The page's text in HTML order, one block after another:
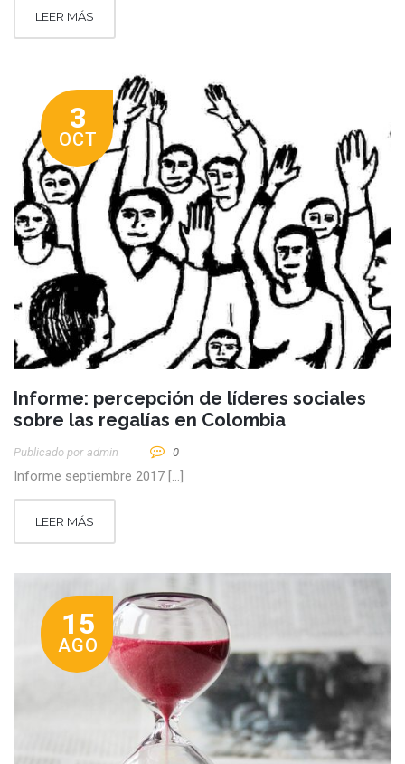
LEER MÁS
3
OCT
Informe: percepción de líderes sociales
sobre las regalías en Colombia
Publicado por Admin 0
Informe septiembre 2017 […]
LEER MÁS
15
AGO